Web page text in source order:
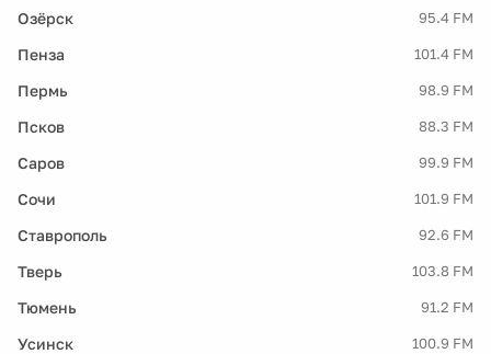
Озёрск 95.4 FM
Пенза 101.4 FM
Пермь 98.9 FM
Псков 88.3 FM
Саров 99.9 FM
Сочи 101.9 FM
Ставрополь 92.6 FM
Тверь 103.8 FM
Тюмень 91.2 FM
Усинск 100.9 FM